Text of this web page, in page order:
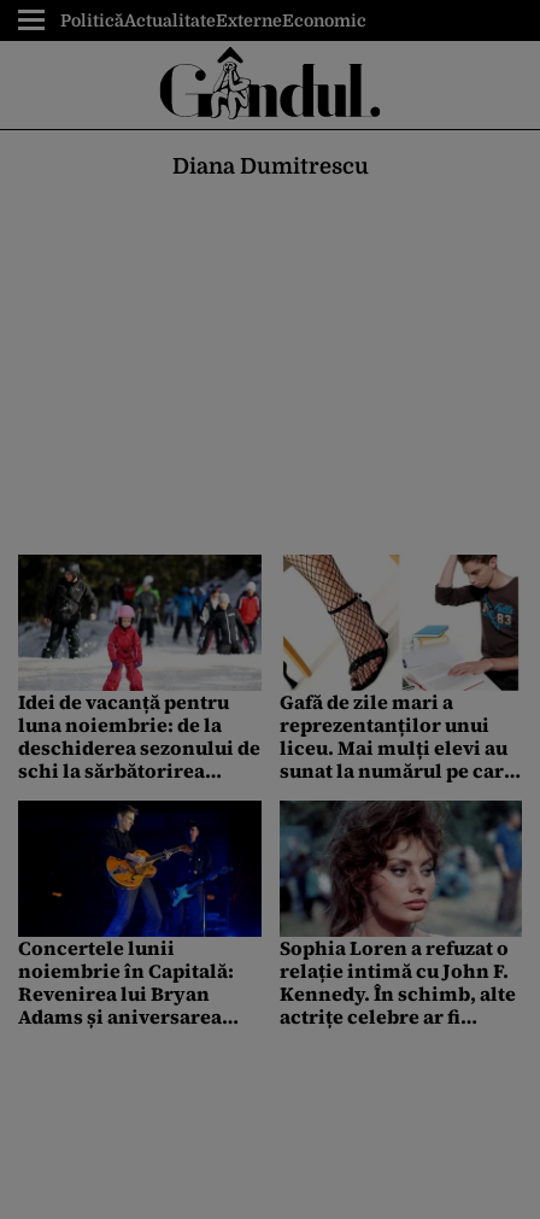
PoliticăActualitateExterneEconomic
Diana Dumitrescu
Idei de vacanță pentru
luna noiembrie: de la
deschiderea sezonului de
schi la sărbătorirea
Gafă de zile mari a
reprezentanților unui
liceu. Mai mulți elevi au
sunat la numărul pe care
legitimații și au nimerit
la linia erotică: „Am fost
șocat”
Concertele lunii
noiembrie în Capitală:
Revenirea lui Bryan
Adams și aniversarea
Sophia Loren a refuzat o
relație intimă cu John F.
Kennedy. În schimb, alte
actrițe celebre ar fi